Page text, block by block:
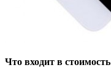
Что входит в стоимость